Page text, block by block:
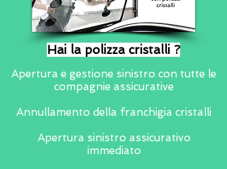
Hai la polizza cristalli ?
Apertura e gestione sinistro con tutte le
compagnie assicurative
Annullamento della franchigia cristalli
Apertura sinistro assicurativo
immediato